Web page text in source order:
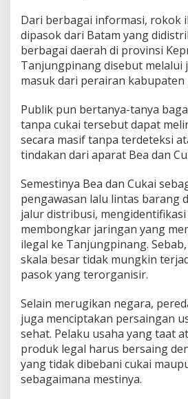
Dari berbagai informasi, rokok
dipasok dari Batam yang
berbagai daerah di provinsi
Tanjungpinang disebut melalui
masuk dari perairan kabupaten
Publik pun bertanya-tanya
tanpa cukai tersebut dapat
secara masif tanpa terdeteksi
tindakan dari aparat Bea dan
Semestinya Bea dan Cukai
pengawasan lalu lintas barang
jalur distribusi,
membongkar jaringan yang
ilegal ke Tanjungpinang.
skala besar tidak mungkin
pasok yang terorganisir.
Selain merugikan negara,
juga menciptakan persaingan
sehat. Pelaku usaha yang taat
produk legal harus bersaing
yang tidak dibebani cukai
sebagaimana mestinya.